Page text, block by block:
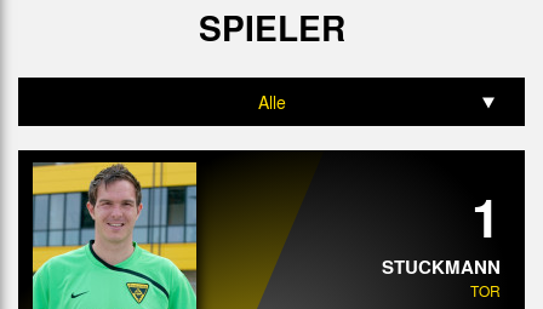
SPIELER
Alle
Tor
Mittelfeld
Angriff
1
STUCKMANN
TOR